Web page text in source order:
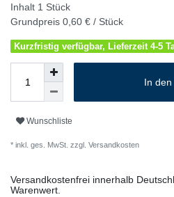
Inhalt 1 Stück
Grundpreis 0,60 € / Stück
Kurzfristig verfügbar, Lieferzeit 4-5
In
Wunschliste
* inkl. ges. MwSt. zzgl. Versandkosten
Versandkostenfrei innerhalb
Warenwert.